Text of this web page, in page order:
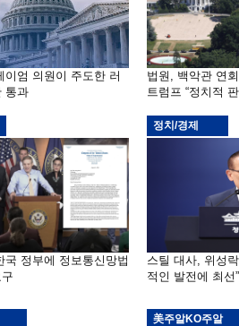
이엄 의원이 주도한 러
통과
법원, 백악관 연
트럼프 “정치적
국 정부에 정보통신망법
정치/경제
스틸 대사, 위성
적인 발전에 최선”
美주알KO주알